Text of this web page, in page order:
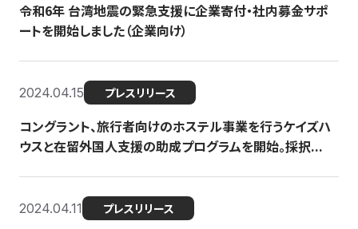
令和6年 台湾地震の緊急支援に企業寄付・社内募金サポ
ートを開始しました（企業向け）
2024.04.15 プレスリリース
コングラント、旅行者向けのホステル事業を行うケイズハ
ウスと在留外国人支援の助成プログラムを開始。採択...
2024.04.11 プレスリリース